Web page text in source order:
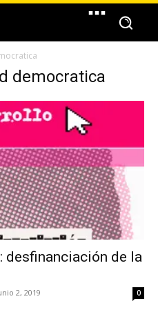
democratica
desfinanciación de la
2, 2019 0